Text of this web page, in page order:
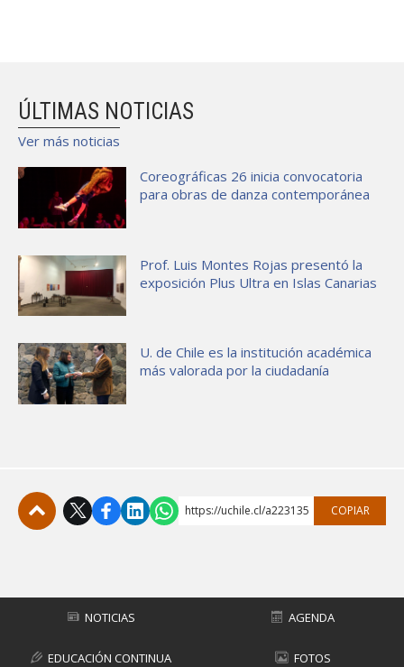
ÚLTIMAS NOTICIAS
Ver más noticias
Coreográficas 26 inicia convocatoria
para obras de danza contemporánea
Prof. Luis Montes Rojas presentó la
exposición Plus Ultra en Islas Canarias
U. de Chile es la institución académica
más valorada por la ciudadanía
https://uchile.cl/a223135 COPIAR
NOTICIAS AGENDA
EDUCACIÓN CONTINUA FOTOS